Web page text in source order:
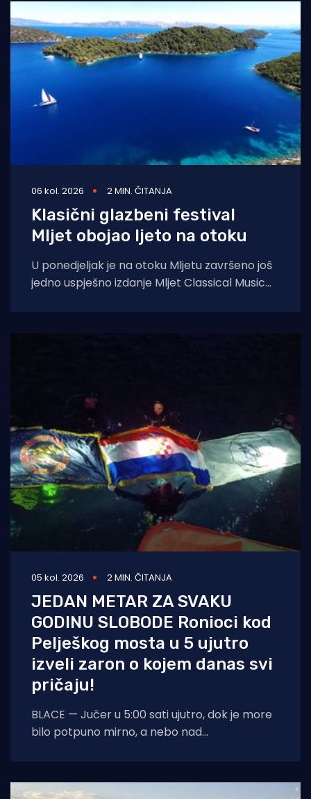
06 kol. 2026 2 MIN. ČITANJA
Klasični glazbeni festival
Mljet obojao ljeto na otoku
U ponedjeljak je na otoku Mljetu završeno još
jedno uspješno izdanje Mljet Classical Music
05 kol. 2026 2 MIN. ČITANJA
JEDAN METAR ZA SVAKU
GODINU SLOBODE Ronioci kod
Pelješkog mosta u 5 ujutro
izveli zaron o kojem danas svi
pričaju!
BLACE — Jučer u 5:00 sati ujutro, dok je more
bilo potpuno mirno, a nebo nad